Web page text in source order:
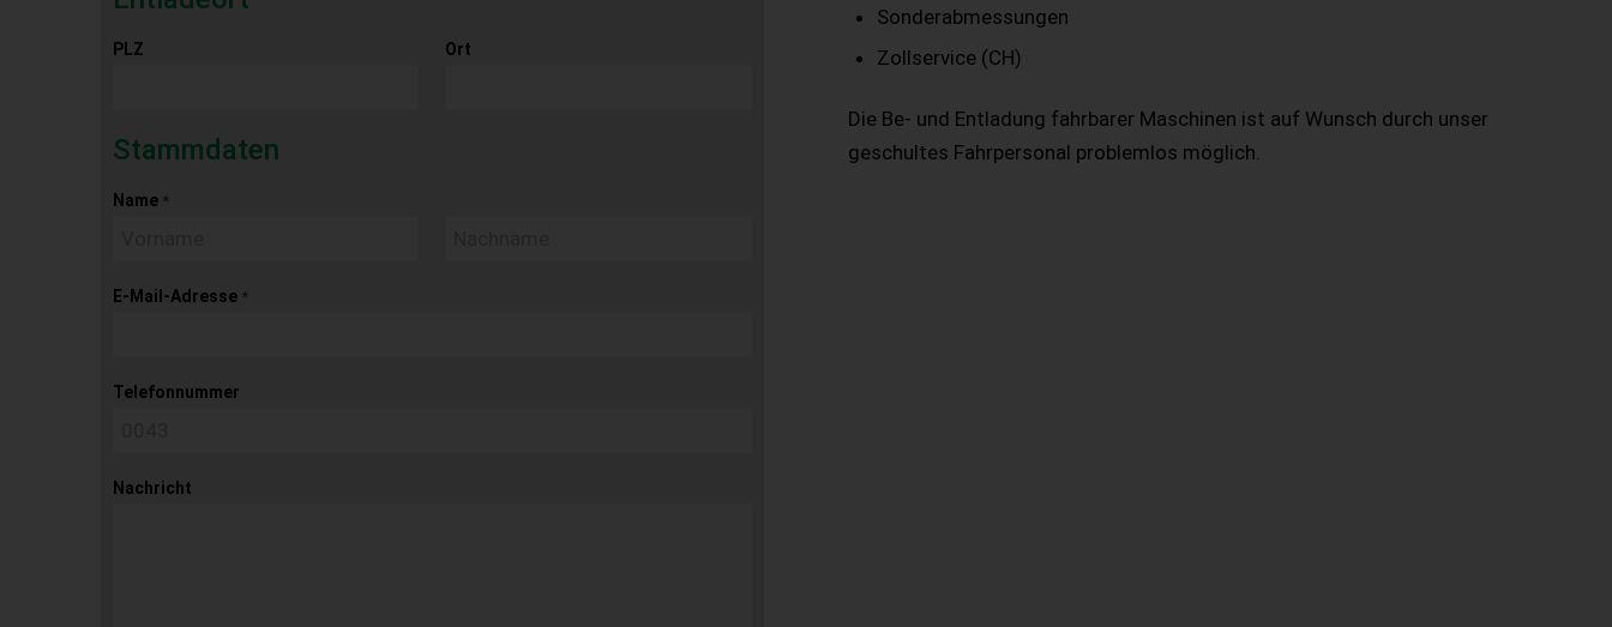
PLZ Ort
Stammdaten
Name *
E-Mail-Adresse *
Telefonnummer
Nachricht
Sonderabmessungen
Zollservice (CH)
Die Be- und Entladung fahrbarer Maschinen ist auf Wunsch durch unser
geschultes Fahrpersonal problemlos möglich.